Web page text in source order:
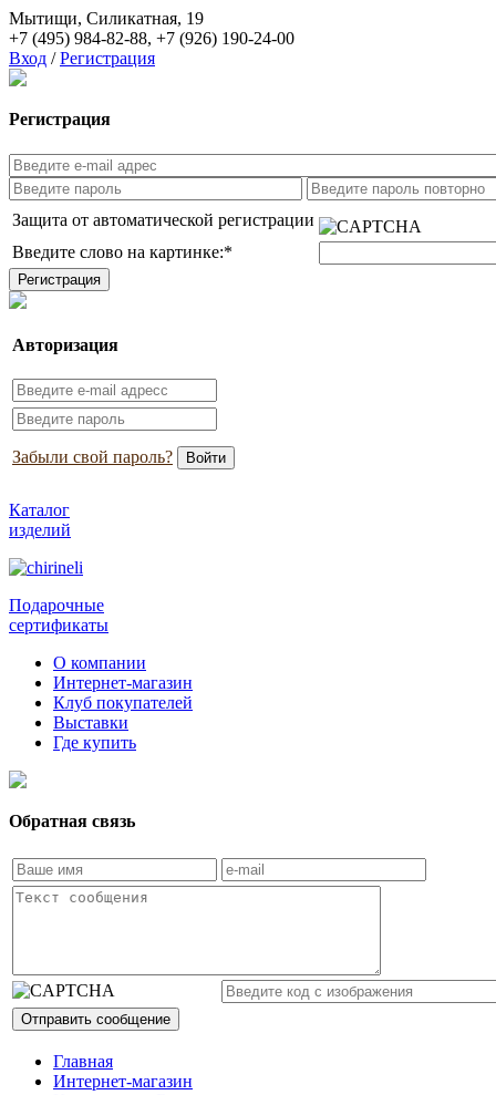
Мытищи, Силикатная, 19
+7 (495) 984-82-88, +7 (926) 190-24-00
Вход / Регистрация
Регистрация
Защита от автоматической регистрации
Введите слово на картинке:*
Авторизация
Забыли свой пароль?
Каталог
изделий
Подарочные
сертификаты
О компании
Интернет-магазин
Клуб покупателей
Выставки
Где купить
Обратная связь
Главная
Интернет-магазин